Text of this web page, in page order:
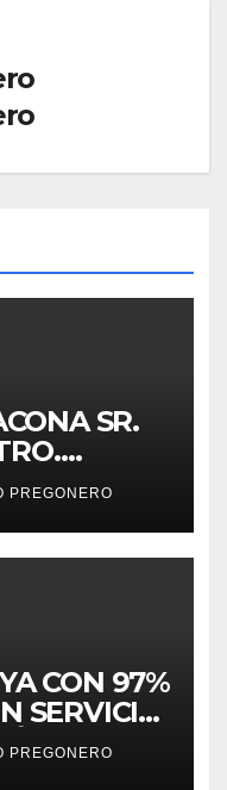
SR.
PREGONERO
CON 97%
SERVICIO
Y
PREGONERO